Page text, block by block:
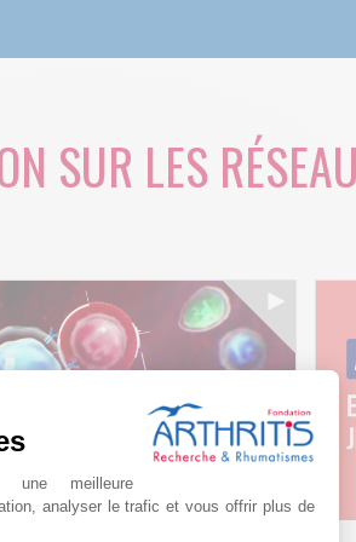
meilleure
analyser le trafic et vous offrir plus de
SUR LES